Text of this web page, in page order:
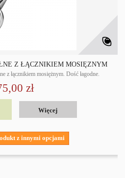
Z ŁĄCZNIKIEM MOSIĘŻNYM
z łącznikiem mosiężnym. Dość łagodne.
zł
Więcej
z innymi opcjami